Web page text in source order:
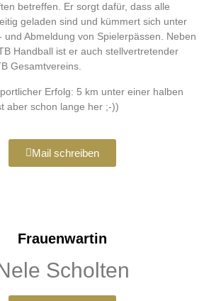
betreffen. Er sorgt dafür, dass alle
geladen sind und kümmert sich unter
und Abmeldung von Spielerpässen. Neben
Handball ist er auch stellvertretender
Gesamtvereins.
Erfolg: 5 km unter einer halben
aber schon lange her ;-))
Mail schreiben
Frauenwartin
Scholten